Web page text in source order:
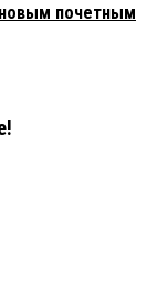
почетным